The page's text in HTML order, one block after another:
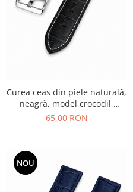
Curea ceas din piele naturală,
neagră, model crocodil,
cusături albe, cataramă
65,00 RON
NOU